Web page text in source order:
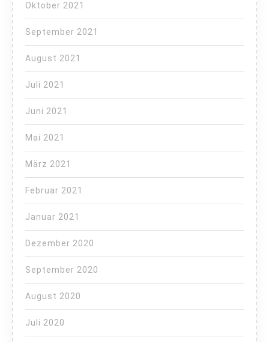
Oktober 2021
September 2021
August 2021
Juli 2021
Juni 2021
Mai 2021
März 2021
Februar 2021
Januar 2021
Dezember 2020
September 2020
August 2020
Juli 2020